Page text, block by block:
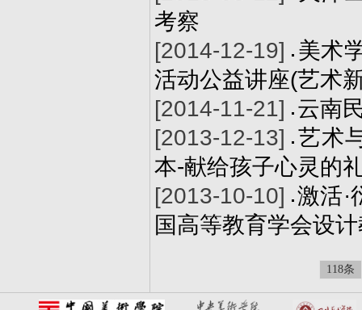
考察
[2014-12-19]
美术
活动公益讲座(艺术
[2014-11-21] 云南
[2013-12-13] 艺术
本-献给孩子心灵的
[2013-10-10] 激活·
国高等教育学会设
118条